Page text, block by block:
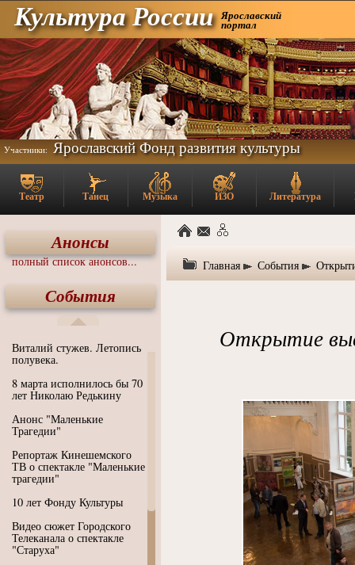
Культура России Ярославский
портал
Участники: Ярославский Фонд развития культуры
Театр Танец Музыка ИЗО Литература
Анонсы
полный список анонсов...
События
Виталий стужев. Летопись
полувека.
8 марта исполнилось бы 70
лет Николаю Редькину
Анонс "Маленькие
Трагедии"
Репортаж Кинешемского
ТВ о спектакле "Маленькие
трагедии"
10 лет Фонду Культуры
Видео сюжет Городского
Телеканала о спектакле
"Старуха"
Главная События
Открытие